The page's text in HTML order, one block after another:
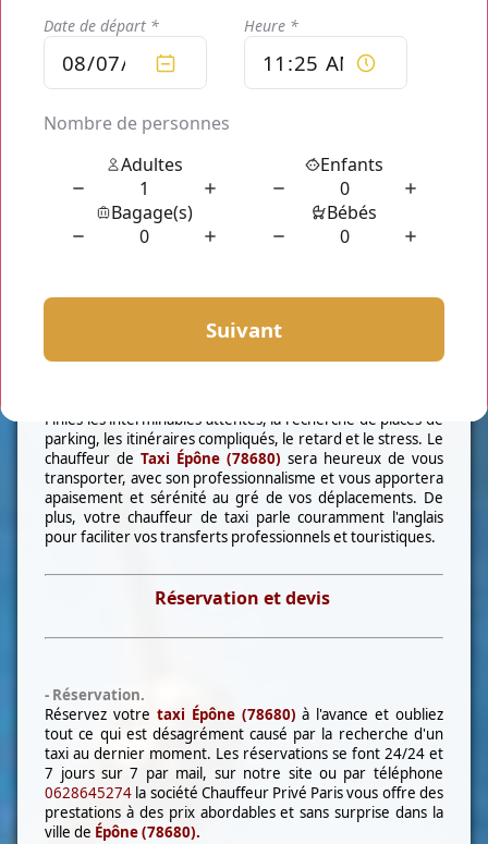
Mise à disposition
Installez vous dans notre
taxi Épône (78680)car nous
avons des voitures de prestige haut de gamme. Nous
mettons à votre dispositions des
berline chargeant jusqu'à
4 personnes. Pour un voyage en famille ou en groupe,
nous vous proposons notre flotte de
minibus
pouvant
avantages. A part la tranquillité, le confort et la ponctualité,
il y aussi la WIFI, chargeur pour tout type de téléphone,
siège bébé mise à disposition gratuitement.
Finies les interminables attentes, la recherche de places de
parking, les itinéraires compliqués, le retard et le stress. Le
chauffeur deTaxi Épône (78680) sera heureux de vous
transporter, avec son professionnalisme et vous apportera
apaisement et sérénité au gré de vos déplacements. De
plus, votre chauffeur de taxi parle couramment l'anglais
pour faciliter vos transferts professionnels et touristiques.
Réservation et devis
- Réservation.
Réservez votre taxi Épône (78680)à l'avance et oubliez
tout ce qui est désagrément causé par la recherche d'un
taxi au dernier moment. Les réservations se font 24/24 et
7 jours sur 7 par mail, sur notre site ou par téléphone
0628645274 la société Chauffeur Privé Paris vous offre des
prestations à des prix abordables et sans surprise dans la
ville de Épône (78680).